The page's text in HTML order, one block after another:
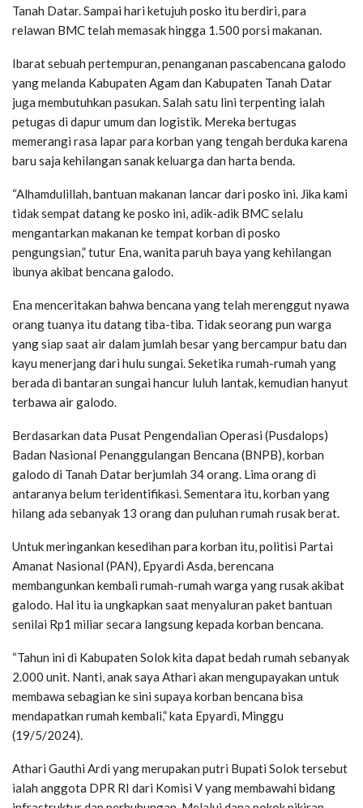
Tanah Datar. Sampai hari ketujuh posko itu berdiri, para
relawan BMC telah memasak hingga 1.500 porsi makanan.
Ibarat sebuah pertempuran, penanganan pascabencana galodo
yang melanda Kabupaten Agam dan Kabupaten Tanah Datar
juga membutuhkan pasukan. Salah satu lini terpenting ialah
petugas di dapur umum dan logistik. Mereka bertugas
memerangi rasa lapar para korban yang tengah berduka karena
baru saja kehilangan sanak keluarga dan harta benda.
“Alhamdulillah, bantuan makanan lancar dari posko ini. Jika kami
tidak sempat datang ke posko ini, adik-adik BMC selalu
mengantarkan makanan ke tempat korban di posko
pengungsian,” tutur Ena, wanita paruh baya yang kehilangan
ibunya akibat bencana galodo.
Ena menceritakan bahwa bencana yang telah merenggut nyawa
orang tuanya itu datang tiba-tiba. Tidak seorang pun warga
yang siap saat air dalam jumlah besar yang bercampur batu dan
kayu menerjang dari hulu sungai. Seketika rumah-rumah yang
berada di bantaran sungai hancur luluh lantak, kemudian hanyut
terbawa air galodo.
Berdasarkan data Pusat Pengendalian Operasi (Pusdalops)
Badan Nasional Penanggulangan Bencana (BNPB), korban
galodo di Tanah Datar berjumlah 34 orang. Lima orang di
antaranya belum teridentifikasi. Sementara itu, korban yang
hilang ada sebanyak 13 orang dan puluhan rumah rusak berat.
Untuk meringankan kesedihan para korban itu, politisi Partai
Amanat Nasional (PAN), Epyardi Asda, berencana
membangunkan kembali rumah-rumah warga yang rusak akibat
galodo. Hal itu ia ungkapkan saat menyaluran paket bantuan
senilai Rp1 miliar secara langsung kepada korban bencana.
“Tahun ini di Kabupaten Solok kita dapat bedah rumah sebanyak
2.000 unit. Nanti, anak saya Athari akan mengupayakan untuk
membawa sebagian ke sini supaya korban bencana bisa
mendapatkan rumah kembali,” kata Epyardi, Minggu
(19/5/2024).
Athari Gauthi Ardi yang merupakan putri Bupati Solok tersebut
ialah anggota DPR RI dari Komisi V yang membawahi bidang